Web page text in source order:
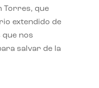
Torres, que
extendido de
que nos
salvar de la